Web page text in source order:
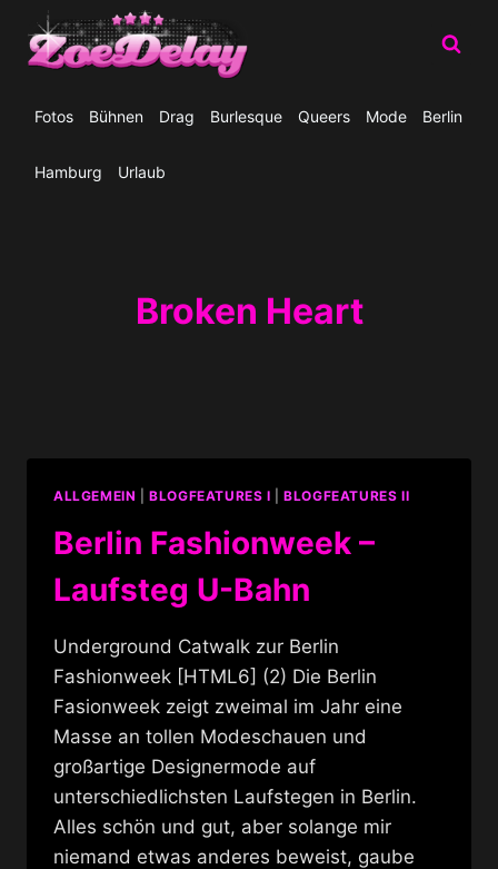
Inhalt
springen
Fotos Bühnen Drag Burlesque Queers Mode Berlin
Hamburg Urlaub
Broken Heart
ALLGEMEIN |BLOGFEATURES I |BLOGFEATURES II
Berlin Fashionweek –
Laufsteg U-Bahn
Underground Catwalk zur Berlin
Fashionweek [HTML6] (2) Die Berlin
Fasionweek zeigt zweimal im Jahr eine
Masse an tollen Modeschauen und
großartige Designermode auf
unterschiedlichsten Laufstegen in Berlin.
Alles schön und gut, aber solange mir
niemand etwas anderes beweist, gaube